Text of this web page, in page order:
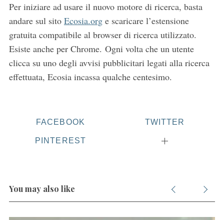
Per iniziare ad usare il nuovo motore di ricerca, basta
andare sul sito Ecosia.orge scaricare l’estensione
gratuita compatibile al browser di ricerca utilizzato.
Esiste anche per Chrome. Ogni volta che un utente
clicca su uno degli avvisi pubblicitari legati alla ricerca
effettuata, Ecosia incassa qualche centesimo.
FACEBOOK TWITTER
PINTEREST
You may also like